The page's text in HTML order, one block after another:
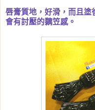
唇膏質地，好滑，而且塗
會有討壓的黐笠感。